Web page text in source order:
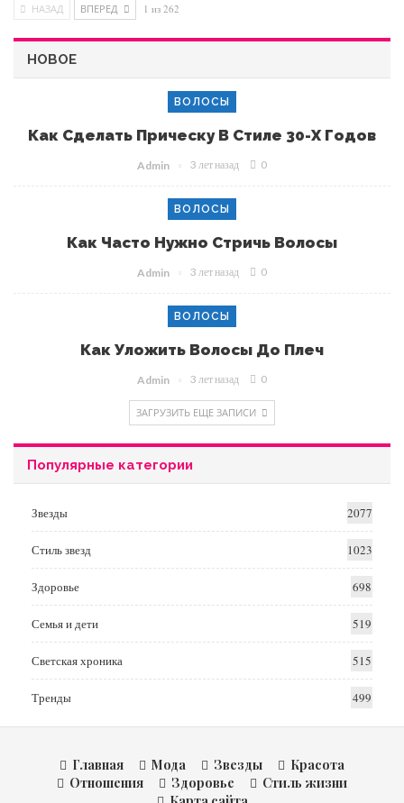
НАЗАД ВПЕРЕД 1 из 262
НОВОЕ
ВОЛОСЫ
Как Сделать Прическу В Стиле 30-Х Годов
Admin 3 лет назад 0
ВОЛОСЫ
Как Часто Нужно Стричь Волосы
Admin 3 лет назад 0
ВОЛОСЫ
Как Уложить Волосы До Плеч
Admin 3 лет назад 0
ЗАГРУЗИТЬ ЕЩЕ ЗАПИСИ
Популярные категории
Звезды 2077
Стиль звезд 1023
Здоровье 698
Семья и дети 519
Светская хроника 515
Тренды 499
Главная Мода Звезды
Красота
Отношения
Здоровье
Стиль жизни